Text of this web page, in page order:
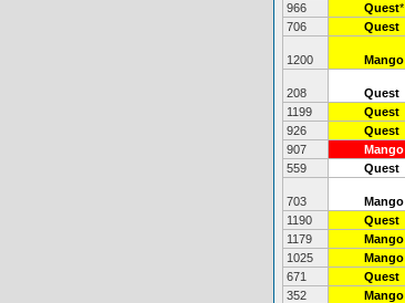
966
Quest*
706
Quest
1200 Mango
208 Quest
1199
Quest
926
Quest
907
Mango
559
Quest
703 Mango
1190
Quest
1179
Mango
1025
Mango
671
Quest
352
Mango